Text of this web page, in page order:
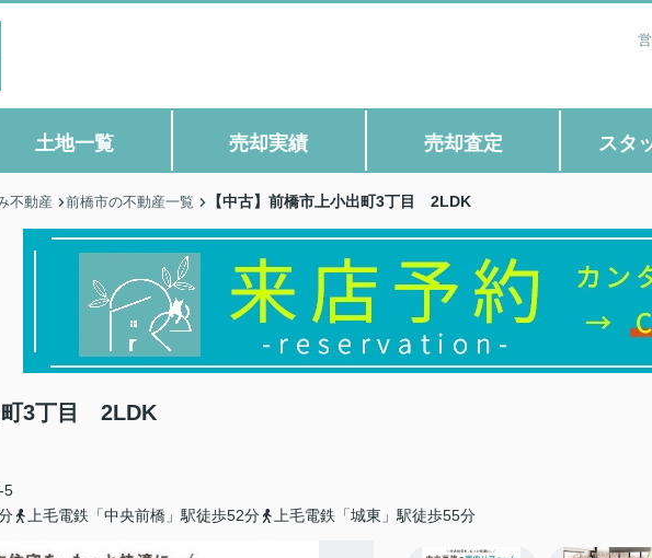
土地一覧 売却実績 売却査定 スタ
不動産 前橋市の不動産一覧 【中古】前橋市上小出町3丁目 2LDK
町3丁目 2LDK
5
上毛電鉄「中央前橋」駅徒歩52分 上毛電鉄「城東」駅徒歩55分